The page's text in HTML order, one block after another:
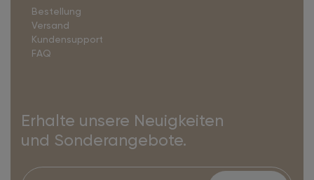
Bestellung
Versand
Kundensupport
FAQ
Erhalte unsere Neuigkeiten
und Sonderangebote.